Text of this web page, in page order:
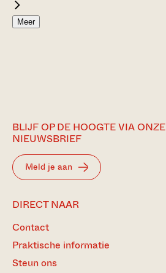
Meer
BLIJF OP DE HOOGTE VIA ONZE
NIEUWSBRIEF
Meld je aan
DIRECT NAAR
Contact
Praktische informatie
Steun ons